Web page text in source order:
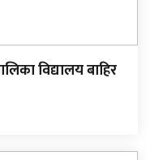
विद्यालय बाहिर